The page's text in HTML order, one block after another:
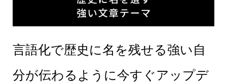
言語化で歴史に名を残せる強い自
分が伝わるように今すぐアップデ